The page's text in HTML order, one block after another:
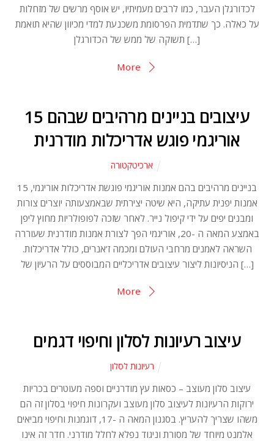
לכדורגלן העבר, כמו לרבים מעמיתיו, יש אוסף מרשים של מזחלות
על כאלה. כך שתדמית הפרסומת משכנעת למדי מכיוון שהיא תואמת
תשוקה של ממש של הכדורגלן […]
More
15 עיצובים בניינים מרהיבים שבהם
אוריגמי פוגש אדריכלות מודרנית
ארכיטקטורה
15 בניינים מרהיבים בהם אמנות אוריגמי פוגשת אדריכלות אוריגמי,
אמנות יפנית עתיקה, היא שיטה יצירתית שבאמצעותה יוצרים צורות
ומבנים יפים על ידי קיפול נייר. לאחר שזכה לפופולריות מחוץ ליפן
באמצע המאה ה -20, אוריגמי הפך לצורת אמנות מודרנית שעוררה
השראה לאמנים מרחבי העולם ומכמה ז’אנרים, כולל אדריכלות.
הניסיונות ליצור עיצובים אדריכליים המבוססים על הרעיון של […]
More
עיצוב רעיונות לסלון וחיפוי דגמים
רעיונות לסלון
עיצוב סלון מעוצב – כסאות עץ מודרניים וספה מעוטרים בכריות
ירוקות הרעיונות לעיצוב סלון מעוצב ועקרונות חיפוי בסלון זה הם
משהו שצריך להעריץ. בסגנון המאה ה -17, דוגמנות וחיפוי מביאים
אלמנט מיוחד של מסורת וניגוד נפלא לחלל מודרני. חדר זה אינו